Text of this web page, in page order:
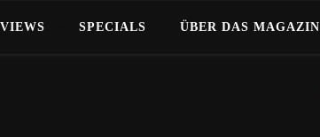
SPECIALS ÜBER DAS MAGAZIN